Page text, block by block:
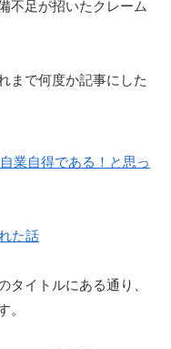
不足が招いたクレーム
まで何度か記事にした
業自得である！と思っ
た話
タイトルにある通り、
。